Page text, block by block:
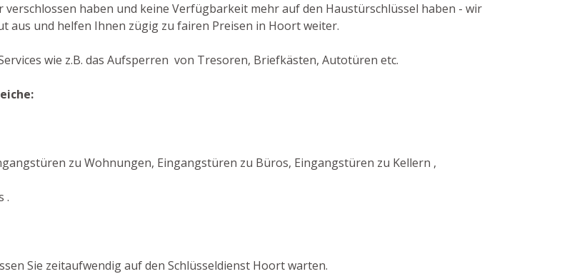
haben und keine Verfügbarkeit mehr auf den Haustürschlüssel haben - wir
aus und helfen Ihnen zügig zu fairen Preisen in Hoort weiter.
wie z.B. das Aufsperren von Tresoren, Briefkästen, Autotüren etc.
zu Wohnungen, Eingangstüren zu Büros, Eingangstüren zu Kellern ,
.
Sie zeitaufwendig auf den Schlüsseldienst Hoort warten.